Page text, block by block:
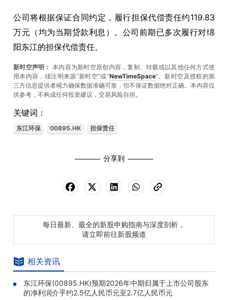
公司将根据保证合同约定，履行担保代偿责任约119.83
万元（均为当期贷款利息）。公司前期已多次履行对绵
阳东江的担保代偿责任。
新时空声明： 本内容为新时空原创内容，复制、转载或以其他任何方式使
用本内容，须注明来源“新时空”或“NewTimeSpace”。新时空及授权的第
三方信息提供者竭力确保数据准确可靠，但不保证数据绝对正确。本內容仅
供参考，不构成任何投资建议，交易风险自担。
关键词：
东江环保 00895.HK 担保责任
分享到
每日最新、最全的新股申购指南与深度剖析，
请立即前往新股频道
相关资讯
东江环保(00895.HK)预期2026年中期归属于上市公司股东
的净利润介乎约2.5亿人民币元至2.7亿人民币元